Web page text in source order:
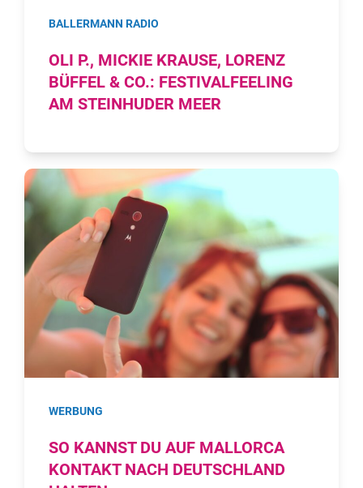
BALLERMANN RADIO
OLI P., MICKIE KRAUSE, LORENZ
BÜFFEL & CO.: FESTIVALFEELING
AM STEINHUDER MEER
WERBUNG
SO KANNST DU AUF MALLORCA
KONTAKT NACH DEUTSCHLAND